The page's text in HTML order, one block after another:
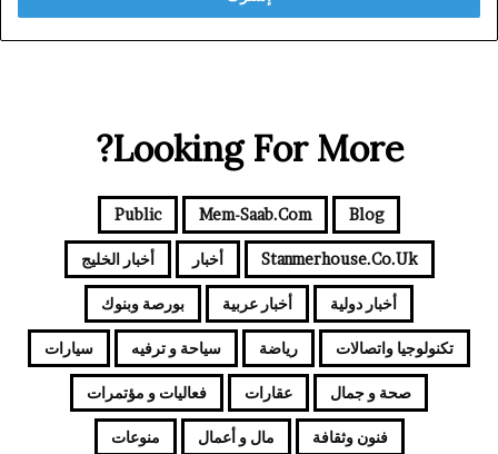
Looking For More?
Blog
Mem-Saab.com
Public
Stanmerhouse.co.uk أخبار أخبار الخليج
أخبار دولية أخبار عربية بورصة وبنوك
تكنولوجيا واتصالات رياضة سياحة و ترفيه سيارات
صحة و جمال عقارات فعاليات و مؤتمرات
فنون وثقافة مال و أعمال منوعات